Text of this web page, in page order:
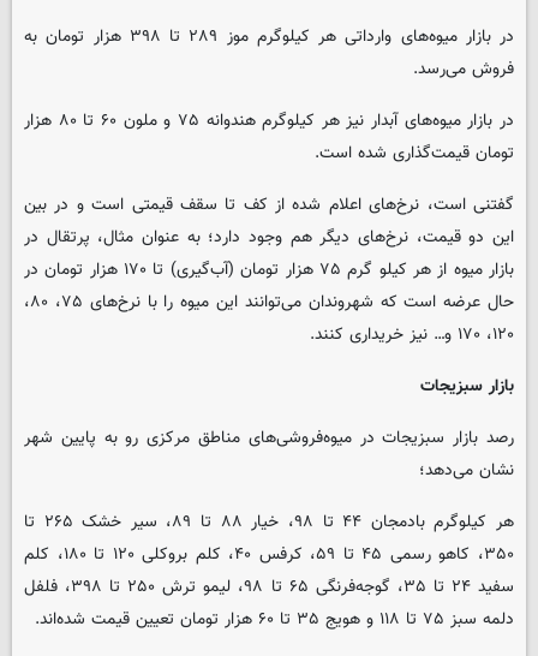
در بازار میوه‌های وارداتی هر کیلوگرم موز ۲۸۹ تا ۳۹۸ هزار تومان به
فروش می‌رسد.
در بازار میوه‌های آبدار نیز هر کیلوگرم هندوانه ۷۵ و ملون ۶۰ تا ۸۰ هزار
تومان قیمت‌گذاری شده است.
گفتنی است، نرخ‌های اعلام شده از کف تا سقف قیمتی است و در بین
این دو قیمت، نرخ‌های دیگر هم وجود دارد؛ به عنوان مثال، پرتقال در
بازار میوه از هر کیلو گرم ۷۵ هزار تومان (آب‌گیری) تا ۱۷۰ هزار تومان در
حال عرضه است که شهروندان می‌توانند این میوه را با نرخ‌های ۷۵، ۸۰،
۱۲۰، ۱۷۰ و… نیز خریداری کنند.
بازار سبزیجات
رصد بازار سبزیجات در میوه‌فروشی‌های مناطق مرکزی رو به پایین شهر
نشان می‌دهد؛
هر کیلوگرم بادمجان ۴۴ تا ۹۸، خیار ۸۸ تا ۸۹، سیر خشک ۲۶۵ تا
۳۵۰، کاهو رسمی ۴۵ تا ۵۹، کرفس ۴۰، کلم بروکلی ۱۲۰ تا ۱۸۰، کلم
سفید ۲۴ تا ۳۵، گوجه‌فرنگی ۶۵ تا ۹۸، لیمو ترش ۲۵۰ تا ۳۹۸، فلفل
دلمه سبز ۷۵ تا ۱۱۸ و هویج ۳۵ تا ۶۰ هزار تومان تعیین قیمت شده‌اند.